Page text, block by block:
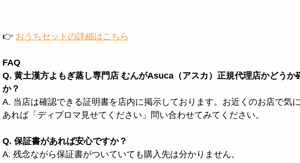
👉 おうちセットの詳細はこちら
FAQ
Q. 黄土漢方よもぎ蒸し専門店 むんがAsuca（アスカ）正規代理店かどうか
か？
A. 当店は確認できる証明書を店内に掲示しております。お近くのお店で気
あれば「ディプロマ見せてください」問い合わせてみてください。
Q. 保証書があれば安心ですか？
A. 残念ながら保証書がついていても購入先は分かりません。